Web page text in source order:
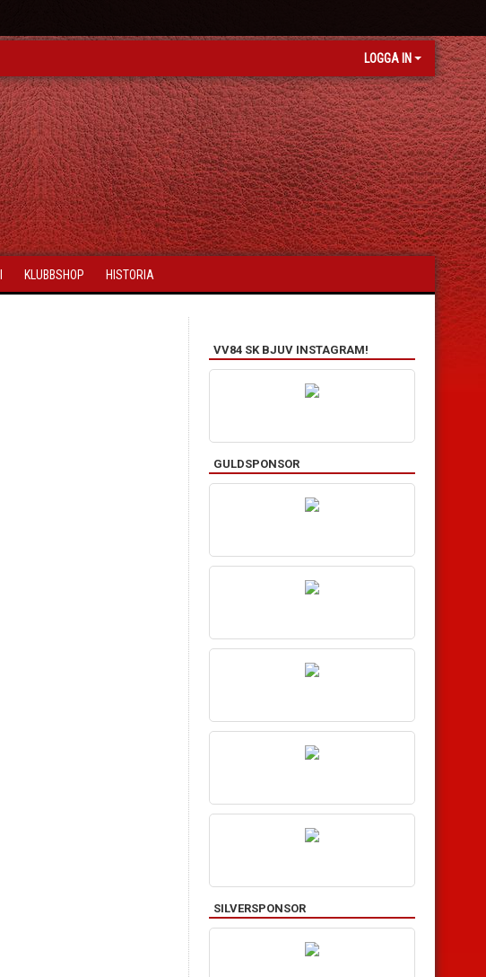
LOGGA IN
KLUBBSHOP HISTORIA
VV84 SK BJUV INSTAGRAM!
GULDSPONSOR
SILVERSPONSOR